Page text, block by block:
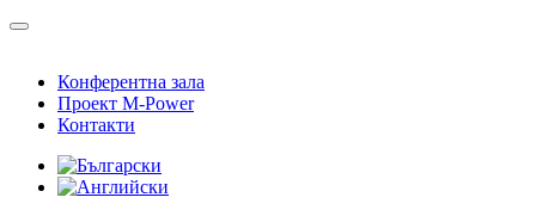
Конферентна зала
Проект M-Power
Контакти